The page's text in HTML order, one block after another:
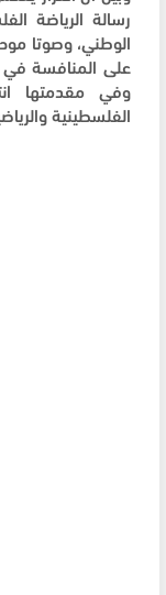
رسالة الرياضة
الوطني، وصوتا
على المنافسة في
وفي مقدمتها
الفلسطينية